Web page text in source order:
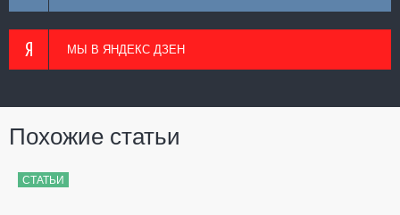
МЫ В ЯНДЕКС ДЗЕН
Похожие статьи
СТАТЬИ